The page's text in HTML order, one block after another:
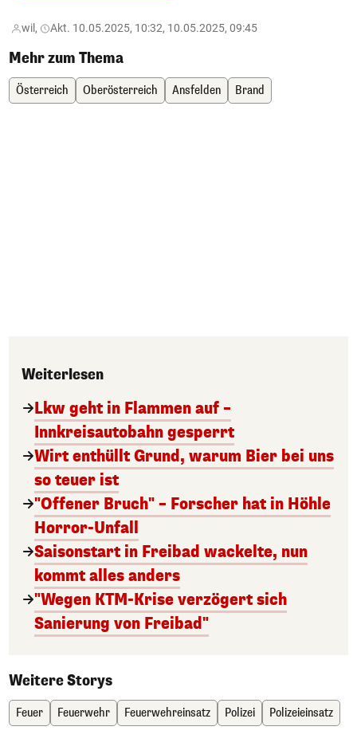
wil, Akt. 10.05.2025, 10:32, 10.05.2025, 09:45
Mehr zum Thema
Österreich Oberösterreich Ansfelden Brand
Weiterlesen
Lkw geht in Flammen auf –
Innkreisautobahn gesperrt
Wirt enthüllt Grund, warum Bier bei uns
so teuer ist
"Offener Bruch" – Forscher hat in Höhle
Horror-Unfall
Saisonstart in Freibad wackelte, nun
kommt alles anders
"Wegen KTM-Krise verzögert sich
Sanierung von Freibad"
Weitere Storys
Feuer Feuerwehr Feuerwehreinsatz Polizei Polizeieinsatz